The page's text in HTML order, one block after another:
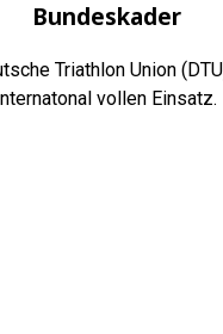
Bundeskader
Triathlon Union
vollen Einsatz.